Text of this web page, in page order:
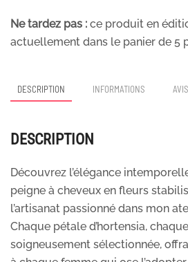
Ne tardez pas : ce produit en
actuellement dans le panier de 5
DESCRIPTION INFORMATIONS
DESCRIPTION
Découvrez l’élégance
peigne à cheveux en fleurs
l’artisanat passionné dans mon
Chaque pétale d’hortensia,
soigneusement sélectionnée,